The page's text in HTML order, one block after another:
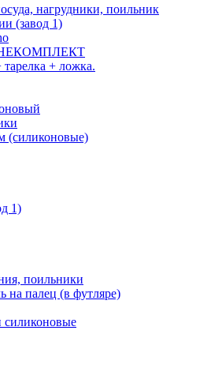
нагрудники, поильник
(завод 1)
НЕКОМПЛЕКТ
+ ложка.
(силиконовые)
1)
поильники
на палец (в футляре)
силиконовые